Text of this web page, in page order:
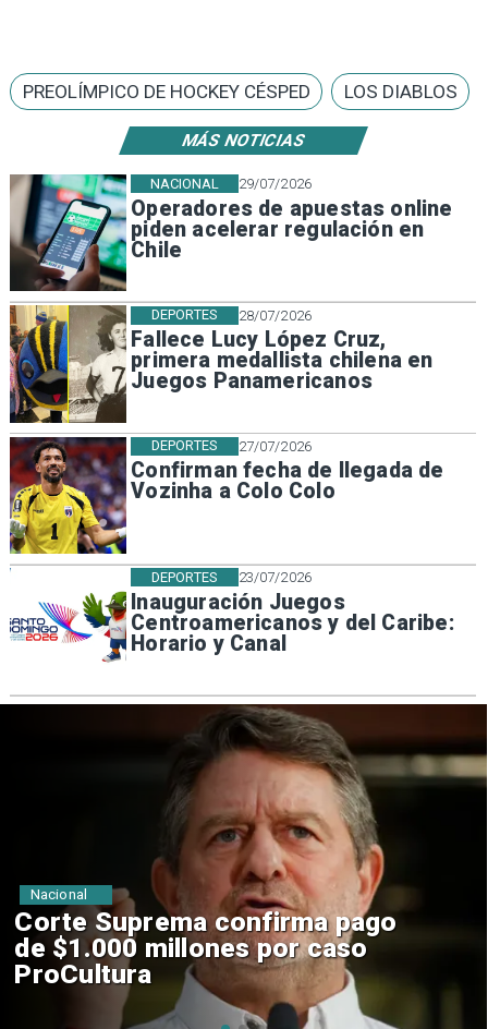
MÁS NOTICIAS
29/07/2026
Operadores de apuestas online
piden acelerar regulación en
Chile
NACIONAL
28/07/2026
Fallece Lucy López Cruz,
primera medallista chilena en
Juegos Panamericanos
DEPORTES
27/07/2026
Confirman fecha de llegada de
Vozinha a Colo Colo
DEPORTES
23/07/2026
Inauguración Juegos
Centroamericanos y del Caribe:
Horario y Canal
DEPORTES
PREOLÍMPICO DE HOCKEY CÉSPED LOS DIABLOS
Codelco suspende
construcción de Andes Norte
en El Teniente por riesgos
sísmicos
Nacional